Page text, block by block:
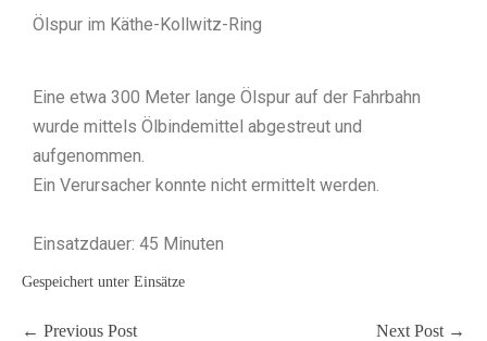
Ölspur im Käthe-Kollwitz-Ring
Eine etwa 300 Meter lange Ölspur auf der Fahrbahn
wurde mittels Ölbindemittel abgestreut und
aufgenommen.
Ein Verursacher konnte nicht ermittelt werden.
Einsatzdauer: 45 Minuten
Gespeichert unter Einsätze
← Previous Post Next Post →